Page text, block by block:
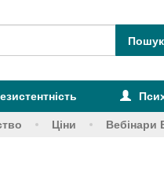
Ціни Вебінари